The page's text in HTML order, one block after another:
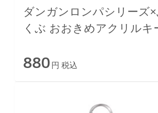
ダンガンロンパシリーズ×
くぶ おおきめアクリルキ
880 円 税込